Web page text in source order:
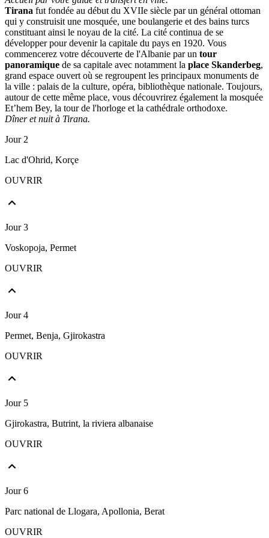
Tirana fut fondée au début du XVIIe siècle par un général ottoman
qui y construisit une mosquée, une boulangerie et des bains turcs
constituant ainsi le noyau de la cité. La cité continua de se
développer pour devenir la capitale du pays en 1920. Vous
commencerez votre découverte de l'Albanie par un tour
panoramique de sa capitale avec notamment la place Skanderbeg,
grand espace ouvert où se regroupent les principaux monuments de
la ville : palais de la culture, opéra, bibliothèque nationale. Toujours,
autour de cette même place, vous découvrirez également la mosquée
Et’hem Bey, la tour de l'horloge et la cathédrale orthodoxe.
Dîner et nuit à Tirana.
Jour 2
Lac d'Ohrid, Korçe
OUVRIR
Jour 3
Voskopoja, Permet
OUVRIR
Jour 4
Permet, Benja, Gjirokastra
OUVRIR
Jour 5
Gjirokastra, Butrint, la riviera albanaise
OUVRIR
Jour 6
Parc national de Llogara, Apollonia, Berat
OUVRIR